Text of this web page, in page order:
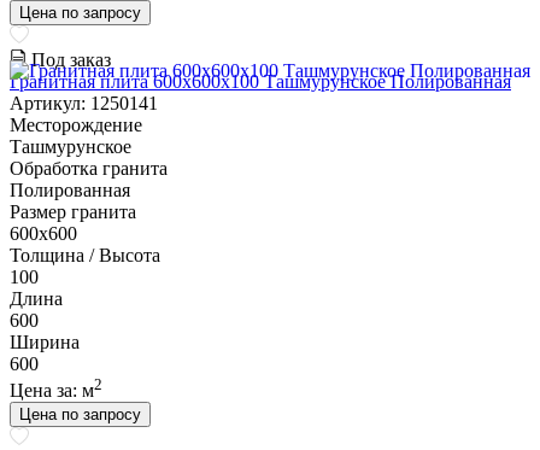
Цена по запросу
Под заказ
Гранитная плита 600х600x100 Ташмурунское Полированная
Артикул: 1250141
Месторождение
Ташмурунское
Обработка гранита
Полированная
Размер гранита
600х600
Толщина / Высота
100
Длина
600
Ширина
600
Цена за: м2
Цена по запросу